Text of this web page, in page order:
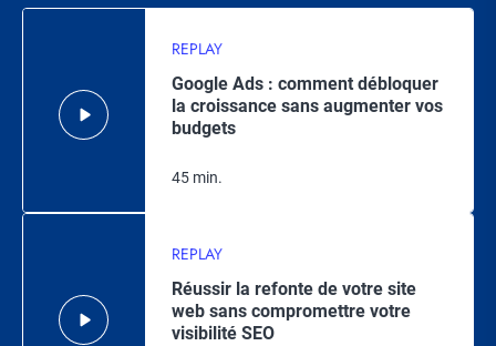
REPLAY
Google Ads : comment débloquer
la croissance sans augmenter vos
budgets
45 min.
REPLAY
Réussir la refonte de votre site
web sans compromettre votre
visibilité SEO